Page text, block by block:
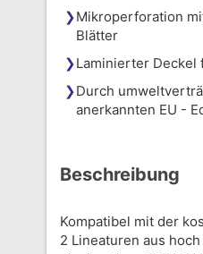
Mikroperforation
Blätter
Laminierter Deckel
Durch
anerkannten EU -
Beschreibung
Kompatibel mit der
2 Lineaturen aus